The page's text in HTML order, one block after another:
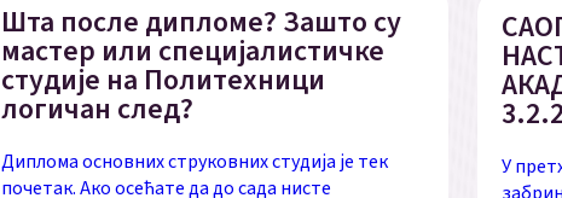
Шта после дипломе? Зашто су
мастер или специјалистичке
студије на Политехници
логичан след?
Диплома основних струковних студија је тек
почетак. Ако осећате да до сада нисте
У